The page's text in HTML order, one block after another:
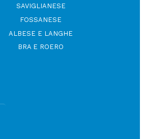
SAVIGLIANESE
FOSSANESE
ALBESE E LANGHE
BRA E ROERO